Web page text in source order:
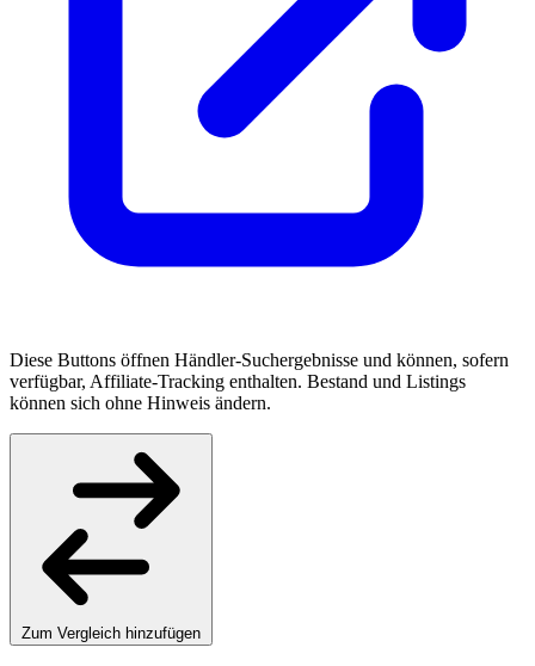
Diese Buttons öffnen Händler-Suchergebnisse und können, sofern
verfügbar, Affiliate-Tracking enthalten. Bestand und Listings
können sich ohne Hinweis ändern.
Zum Vergleich hinzufügen